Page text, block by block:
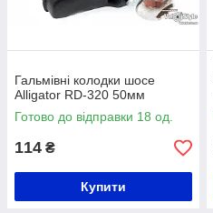
Гальмівні колодки шосе
Alligator RD-320 50мм
Готово до відправки 18 од.
114 ₴
Купити